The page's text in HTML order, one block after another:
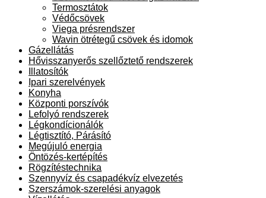
Termosztátok
Védőcsövek
Viega présrendszer
Wavin ötrétegű csövek és idomok
Gázellátás
Hővisszanyerős szellőztető rendszerek
Illatosítók
Ipari szerelvények
Konyha
Központi porszívók
Lefolyó rendszerek
Légkondícionálók
Légtisztító, Párásító
Megújuló energia
Öntözés-kertépítés
Rögzítéstechnika
Szennyvíz és csapadékvíz elvezetés
Szerszámok-szerelési anyagok